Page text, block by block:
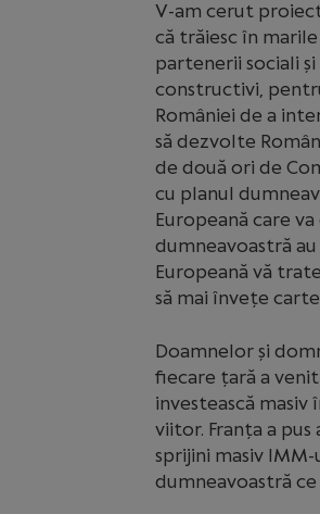
V-am cerut
că trăiesc în
partenerii sociali
constructivi,
României de a
să dezvolte
de două ori de
cu planul
Europeană care
dumneavoastră
Europeană vă
să mai învețe
Doamnelor și
fiecare țară a
investească
viitor. Franța a pus
sprijini masiv
dumneavoastră